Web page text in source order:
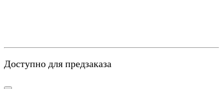
Доступно для предзаказа